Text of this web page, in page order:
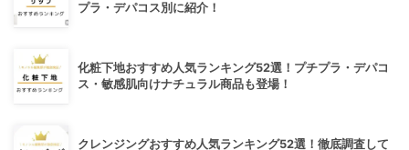
プラ・デパコス別に紹介！
化粧下地おすすめ人気ランキング52選！プチプラ・デパコ
ス・敏感肌向けナチュラル商品も登場！
クレンジングおすすめ人気ランキング52選！徹底調査して